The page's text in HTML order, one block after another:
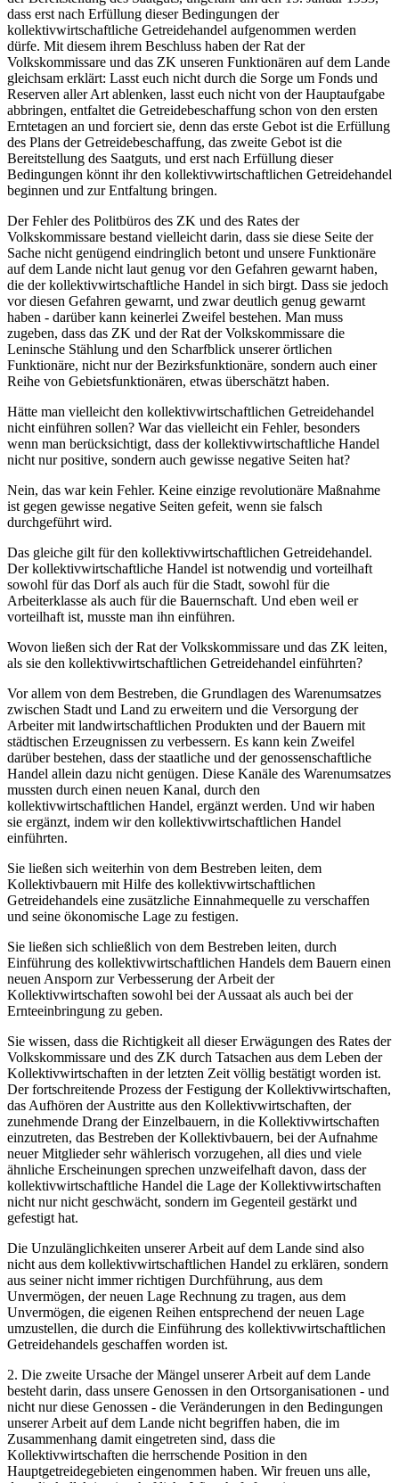
dass erst nach Erfüllung dieser Bedingungen der
kollektivwirtschaftliche Getreidehandel aufgenommen werden
dürfe. Mit diesem ihrem Beschluss haben der Rat der
Volkskommissare und das ZK unseren Funktionären auf dem Lande
gleichsam erklärt: Lasst euch nicht durch die Sorge um Fonds und
Reserven aller Art ablenken, lasst euch nicht von der Hauptaufgabe
abbringen, entfaltet die Getreidebeschaffung schon von den ersten
Erntetagen an und forciert sie, denn das erste Gebot ist die Erfüllung
des Plans der Getreidebeschaffung, das zweite Gebot ist die
Bereitstellung des Saatguts, und erst nach Erfüllung dieser
Bedingungen könnt ihr den kollektivwirtschaftlichen Getreidehandel
beginnen und zur Entfaltung bringen.
Der Fehler des Politbüros des ZK und des Rates der
Volkskommissare bestand vielleicht darin, dass sie diese Seite der
Sache nicht genügend eindringlich betont und unsere Funktionäre
auf dem Lande nicht laut genug vor den Gefahren gewarnt haben,
die der kollektivwirtschaftliche Handel in sich birgt. Dass sie jedoch
vor diesen Gefahren gewarnt, und zwar deutlich genug gewarnt
haben - darüber kann keinerlei Zweifel bestehen. Man muss
zugeben, dass das ZK und der Rat der Volkskommissare die
Leninsche Stählung und den Scharfblick unserer örtlichen
Funktionäre, nicht nur der Bezirksfunktionäre, sondern auch einer
Reihe von Gebietsfunktionären, etwas überschätzt haben.
Hätte man vielleicht den kollektivwirtschaftlichen Getreidehandel
nicht einführen sollen? War das vielleicht ein Fehler, besonders
wenn man berücksichtigt, dass der kollektivwirtschaftliche Handel
nicht nur positive, sondern auch gewisse negative Seiten hat?
Nein, das war kein Fehler. Keine einzige revolutionäre Maßnahme
ist gegen gewisse negative Seiten gefeit, wenn sie falsch
durchgeführt wird.
Das gleiche gilt für den kollektivwirtschaftlichen Getreidehandel.
Der kollektivwirtschaftliche Handel ist notwendig und vorteilhaft
sowohl für das Dorf als auch für die Stadt, sowohl für die
Arbeiterklasse als auch für die Bauernschaft. Und eben weil er
vorteilhaft ist, musste man ihn einführen.
Wovon ließen sich der Rat der Volkskommissare und das ZK leiten,
als sie den kollektivwirtschaftlichen Getreidehandel einführten?
Vor allem von dem Bestreben, die Grundlagen des Warenumsatzes
zwischen Stadt und Land zu erweitern und die Versorgung der
Arbeiter mit landwirtschaftlichen Produkten und der Bauern mit
städtischen Erzeugnissen zu verbessern. Es kann kein Zweifel
darüber bestehen, dass der staatliche und der genossenschaftliche
Handel allein dazu nicht genügen. Diese Kanäle des Warenumsatzes
mussten durch einen neuen Kanal, durch den
kollektivwirtschaftlichen Handel, ergänzt werden. Und wir haben
sie ergänzt, indem wir den kollektivwirtschaftlichen Handel
einführten.
Sie ließen sich weiterhin von dem Bestreben leiten, dem
Kollektivbauern mit Hilfe des kollektivwirtschaftlichen
Getreidehandels eine zusätzliche Einnahmequelle zu verschaffen
und seine ökonomische Lage zu festigen.
Sie ließen sich schließlich von dem Bestreben leiten, durch
Einführung des kollektivwirtschaftlichen Handels dem Bauern einen
neuen Ansporn zur Verbesserung der Arbeit der
Kollektivwirtschaften sowohl bei der Aussaat als auch bei der
Ernteeinbringung zu geben.
Sie wissen, dass die Richtigkeit all dieser Erwägungen des Rates der
Volkskommissare und des ZK durch Tatsachen aus dem Leben der
Kollektivwirtschaften in der letzten Zeit völlig bestätigt worden ist.
Der fortschreitende Prozess der Festigung der Kollektivwirtschaften,
das Aufhören der Austritte aus den Kollektivwirtschaften, der
zunehmende Drang der Einzelbauern, in die Kollektivwirtschaften
einzutreten, das Bestreben der Kollektivbauern, bei der Aufnahme
neuer Mitglieder sehr wählerisch vorzugehen, all dies und viele
ähnliche Erscheinungen sprechen unzweifelhaft davon, dass der
kollektivwirtschaftliche Handel die Lage der Kollektivwirtschaften
nicht nur nicht geschwächt, sondern im Gegenteil gestärkt und
gefestigt hat.
Die Unzulänglichkeiten unserer Arbeit auf dem Lande sind also
nicht aus dem kollektivwirtschaftlichen Handel zu erklären, sondern
aus seiner nicht immer richtigen Durchführung, aus dem
Unvermögen, der neuen Lage Rechnung zu tragen, aus dem
Unvermögen, die eigenen Reihen entsprechend der neuen Lage
umzustellen, die durch die Einführung des kollektivwirtschaftlichen
Getreidehandels geschaffen worden ist.
2. Die zweite Ursache der Mängel unserer Arbeit auf dem Lande
besteht darin, dass unsere Genossen in den Ortsorganisationen - und
nicht nur diese Genossen - die Veränderungen in den Bedingungen
unserer Arbeit auf dem Lande nicht begriffen haben, die im
Zusammenhang damit eingetreten sind, dass die
Kollektivwirtschaften die herrschende Position in den
Hauptgetreidegebieten eingenommen haben. Wir freuen uns alle,